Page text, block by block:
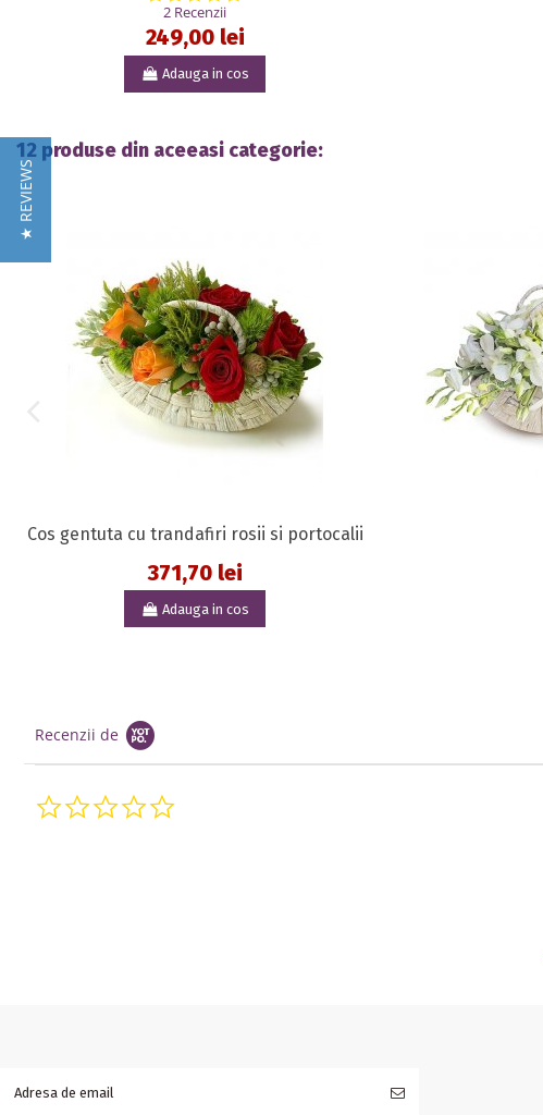
2 Recenzii
249,00 lei
Adauga in cos
12 produse din aceeasi categorie:
Cos gentuta cu trandafiri rosii si portocalii
371,70 lei
Adauga in cos
Recenzii de
0.0 star rating
★ REVIEWS